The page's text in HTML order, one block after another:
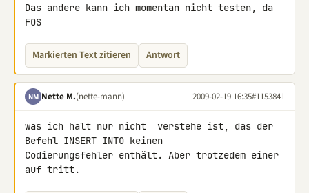
Das andere kann ich momentan nicht testen, da
FOS
Markierten Text zitieren Antwort
NM Nette M.(nette-mann) 2009-02-19 16:35#1153841
was ich halt nur nicht  verstehe ist, das der
Befehl INSERT INTO keinen
Codierungsfehler enthält. Aber trotzedem einer
auf tritt.